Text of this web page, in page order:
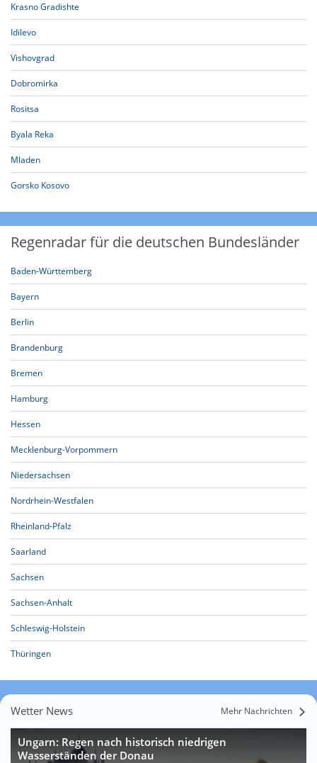
Krasno Gradishte
Idilevo
Vishovgrad
Dobromirka
Rositsa
Byala Reka
Mladen
Gorsko Kosovo
Regenradar für die deutschen Bundesländer
Baden-Württemberg
Bayern
Berlin
Brandenburg
Bremen
Hamburg
Hessen
Mecklenburg-Vorpommern
Niedersachsen
Nordrhein-Westfalen
Rheinland-Pfalz
Saarland
Sachsen
Sachsen-Anhalt
Schleswig-Holstein
Thüringen
Wetter News Mehr Nachrichten
Ungarn: Regen nach historisch niedrigen
Wasserständen der Donau